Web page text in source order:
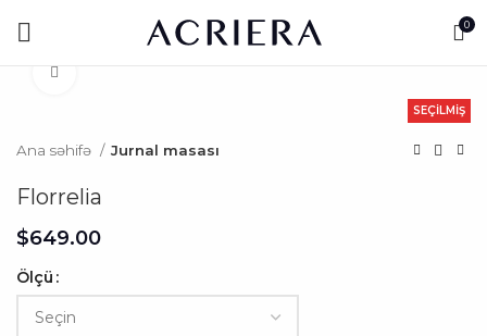
0
SEÇILMIŞ
Ana səhifə Jurnal masası
Florrelia
$
Ölçü